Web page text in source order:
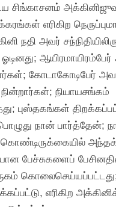
சிங்காசனம்
எரிகிற
நதி அவர்
ஓடினது;
கோடாகோடிபேர்
நியாயசங்கம்
புஸ்தகங்கள்
நான் பார்த்தேன்;
பேச்சுகளைப்
எரிகிற